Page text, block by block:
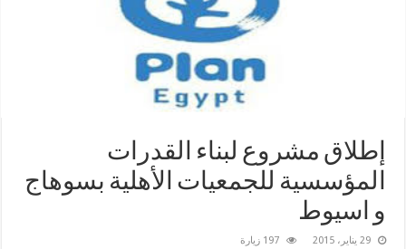
إطلاق مشروع لبناء القدرات
المؤسسية للجمعيات الأهلية بسوهاج
و اسيوط
29 يناير، 2015 197 زيارة